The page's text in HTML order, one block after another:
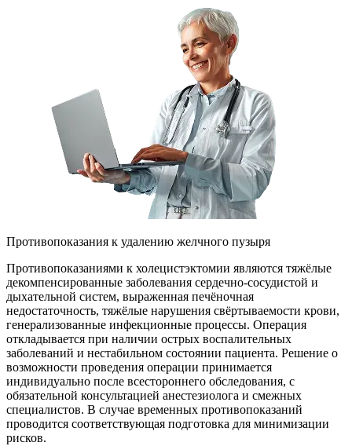
Противопоказания к удалению желчного пузыря
Противопоказаниями к холецистэктомии являются тяжёлые
декомпенсированные заболевания сердечно-сосудистой и
дыхательной систем, выраженная печёночная
недостаточность, тяжёлые нарушения свёртываемости крови,
генерализованные инфекционные процессы. Операция
откладывается при наличии острых воспалительных
заболеваний и нестабильном состоянии пациента. Решение о
возможности проведения операции принимается
индивидуально после всестороннего обследования, с
обязательной консультацией анестезиолога и смежных
специалистов. В случае временных противопоказаний
проводится соответствующая подготовка для минимизации
рисков.